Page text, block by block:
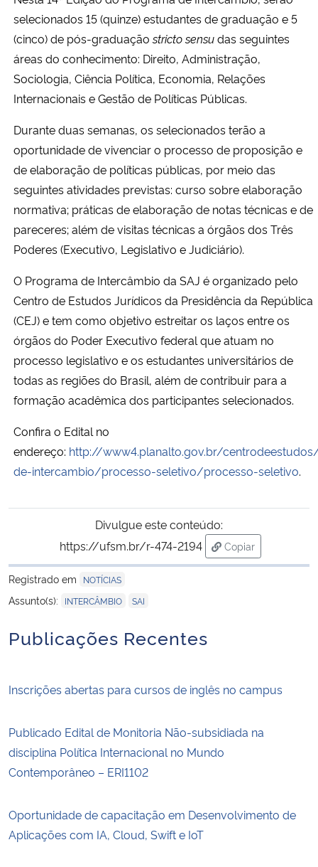
Gabinete de Segurança Institucional
Advocacia-Geral da União
Banco Central do Brasil
Planalto
selecionados 15 (quinze) estudantes de graduação e 5
(cinco) de pós-graduaçãostricto sensudas seguintes
áreas do conhecimento: Direito, Administração,
Sociologia, Ciência Política, Economia, Relações
Internacionais e Gestão de Políticas Públicas.
Durante duas semanas, os selecionados terão a
oportunidade de vivenciar o processo de proposição e
de elaboração de políticas públicas, por meio das
seguintes atividades previstas: curso sobre elaboração
normativa; práticas de elaboração de notas técnicas e de
pareceres; além de visitas técnicas a órgãos dos Três
Poderes (Executivo, Legislativo e Judiciário).
O Programa de Intercâmbio da SAJ é organizado pelo
Centro de Estudos Jurídicos da Presidência da República
(CEJ) e tem como objetivo estreitar os laços entre os
órgãos do Poder Executivo federal que atuam no
processo legislativo e os estudantes universitários de
todas as regiões do Brasil, além de contribuir para a
formação acadêmica dos participantes selecionados.
Confira o Edital no
endereço: http://www4.planalto.gov.br/
de-intercambio/processo-seletivo/processo-seletivo.
Divulgue este conteúdo:
https://ufsm.br/r-474-2194
Copiar
para área de
Registrado em
NOTÍCIAS
Assunto(s): INTERCÂMBIO SAI
Publicações Recentes
Inscrições abertas para cursos de inglês no campus
Publicado Edital de Monitoria Não-subsidiada na
disciplina Política Internacional no Mundo
Contemporâneo – ERI1102
Oportunidade de capacitação em Desenvolvimento de
Aplicações com IA, Cloud, Swift e IoT